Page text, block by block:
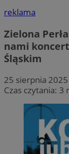
reklama
Zielona
nami
Śląskim
25 sierpnia
Czas czytania: 3